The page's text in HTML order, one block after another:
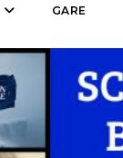
GARE